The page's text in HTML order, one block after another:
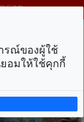
รณ์ของผู้ใช้
อมให้ใช้คุกกี้